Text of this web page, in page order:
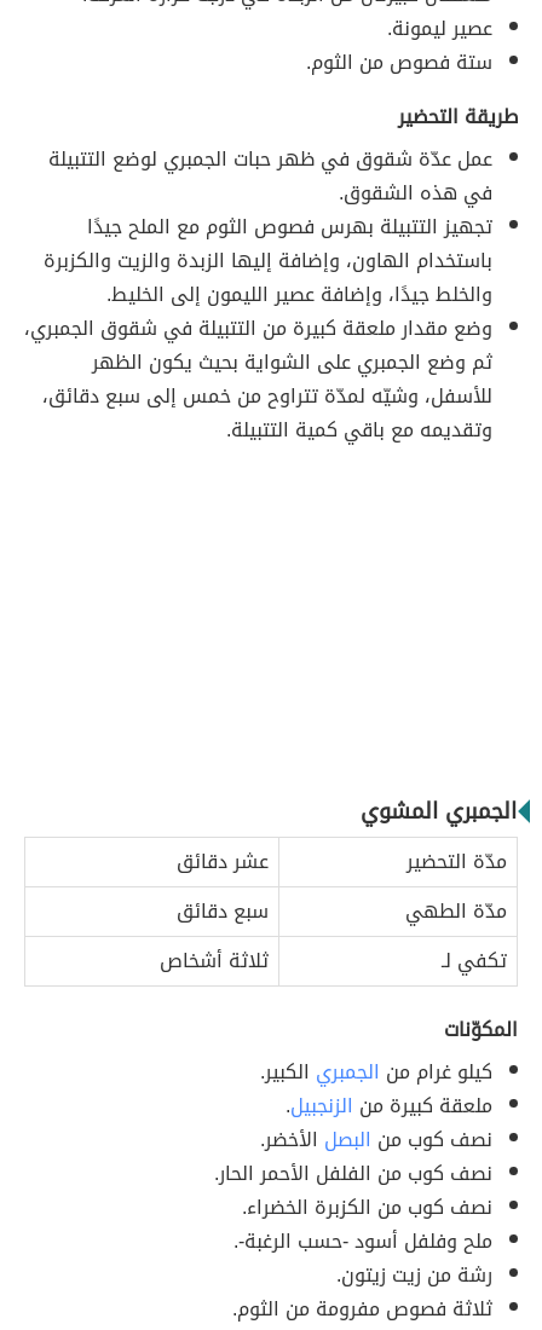
عصير ليمونة.
ستة فصوص من الثوم.
طريقة التحضير
عمل عدّة شقوق في ظهر حبات الجمبري لوضع التتبيلة
في هذه الشقوق.
تجهيز التتبيلة بهرس فصوص الثوم مع الملح جيدًا
باستخدام الهاون، وإضافة إليها الزبدة والزيت والكزبرة
والخلط جيدًا، وإضافة عصير الليمون إلى الخليط.
وضع مقدار ملعقة كبيرة من التتبيلة في شقوق الجمبري،
ثم وضع الجمبري على الشواية بحيث يكون الظهر
للأسفل، وشيّه لمدّة تتراوح من خمس إلى سبع دقائق،
وتقديمه مع باقي كمية التتبيلة.
الجمبري المشوي
مدّة التحضير
عشر دقائق
مدّة الطهي
سبع دقائق
تكفي لـ
ثلاثة أشخاص
المكوّنات
كيلو غرام من الجمبري الكبير.
ملعقة كبيرة من الزنجبيل.
نصف كوب من البصل الأخضر.
نصف كوب من الفلفل الأحمر الحار.
نصف كوب من الكزبرة الخضراء.
ملح وفلفل أسود -حسب الرغبة-.
رشة من زيت زيتون.
ثلاثة فصوص مفرومة من الثوم.